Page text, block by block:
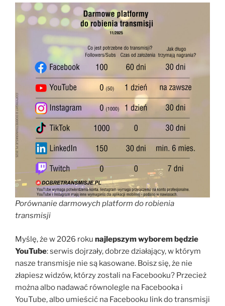
Porównanie darmowych platform do robienia
transmisji
Myślę, że w 2026 roku najlepszym wyborem będzie
YouTube: serwis dojrzały, dobrze działający, w którym
nasze transmisje nie są kasowane. Boisz się, że nie
złapiesz widzów, którzy zostali na Facebooku? Przecież
można albo nadawać równolegle na Facebooka i
YouTube, albo umieścić na Facebooku link do transmisji